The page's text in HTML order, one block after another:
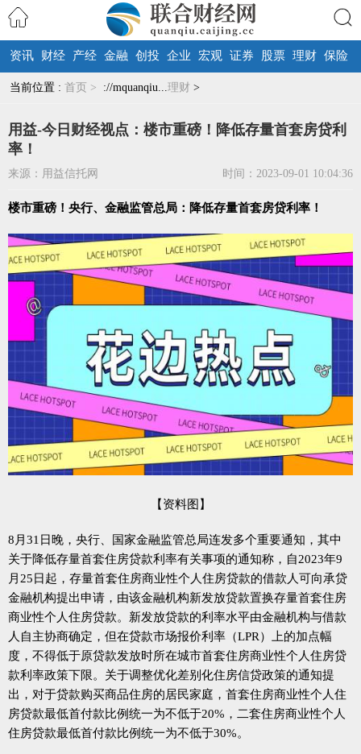
搜索
资讯 财经 产经 金融 创投 企业 宏观 证券 股票 理财 保险
当前位置 : 首页 > ://mquanqiu...理财 >
用益-今日财经视点：楼市重磅！降低存量首套房贷利
率！
来源：用益信托网 时间：2023-09-01 10:04:36
楼市重磅！央行、金融监管总局：降低存量首套房贷利率！
【资料图】
8月31日晚，央行、国家金融监管总局连发多个重要通知，其中
关于降低存量首套住房贷款利率有关事项的通知称，自2023年9
月25日起，存量首套住房商业性个人住房贷款的借款人可向承贷
金融机构提出申请，由该金融机构新发放贷款置换存量首套住房
商业性个人住房贷款。新发放贷款的利率水平由金融机构与借款
人自主协商确定，但在贷款市场报价利率（LPR）上的加点幅
度，不得低于原贷款发放时所在城市首套住房商业性个人住房贷
款利率政策下限。关于调整优化差别化住房信贷政策的通知提
出，对于贷款购买商品住房的居民家庭，首套住房商业性个人住
房贷款最低首付款比例统一为不低于20%，二套住房商业性个人
住房贷款最低首付款比例统一为不低于30%。